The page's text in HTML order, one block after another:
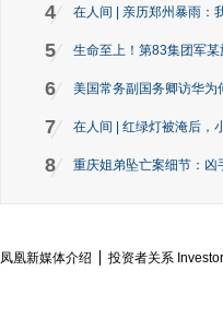
4 在人间 | 亲历郑州暴雨：
5 生命至上！第83集团军
6 美国常务副国务卿访华为
7 在人间 | 红绿灯被淹后，
8 重庆姐弟坠亡案细节：凶
凤凰新媒体介绍 投资者关系